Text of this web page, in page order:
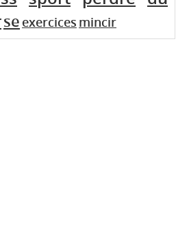
se exercices mincir